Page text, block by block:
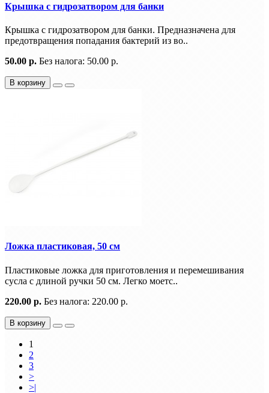
Крышка с гидрозатвором для банки
Крышка с гидрозатвором для банки. Предназначена для
предотвращения попадания бактерий из во..
50.00 р. Без налога: 50.00 р.
В корзину
Ложка пластиковая, 50 см
Пластиковые ложка для пpиготовления и пеpемешивания
сусла с длиной pучки 50 см. Легко моетс..
220.00 р. Без налога: 220.00 р.
В корзину
1
2
3
>
>|